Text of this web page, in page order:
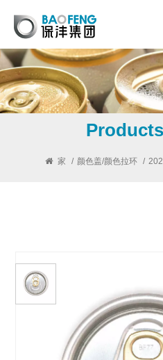
家 / 颜色盖/颜色拉环 /
202 B64 银盖金